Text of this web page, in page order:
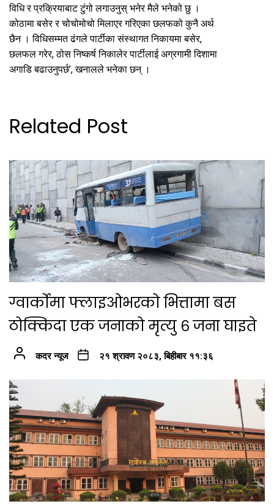
विधि र प्रक्रियाबाट टुंगो लगाउनुस् भनेर मैले भनेको छु ।
कोठामा बसेर र चोचोमोचो मिलाएर गरिएका छलफको कुनै अर्थ
छैन । विधिसम्मत ढंगले पार्टीका संस्थागत निकायमा बसेर,
छलफल गरेर, ठोस निष्कर्ष निकालेर पार्टीलाई अग्रगामी दिशामा
अगाडि बढाउनुपर्छ’, खनालले भनेका छन् ।
Related Post
ग्वार्कोमा फ्लाइओभरको भित्तामा बस
ठोक्किदा एक जनाको मृत्यु ६ जना घाइते
कदर न्यूज २१ श्रावण २०८३, बिहीबार ११:३६